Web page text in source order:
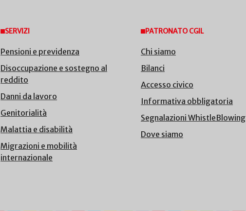
SERVIZI
Pensioni e previdenza
Disoccupazione e sostegno al
reddito
Danni da lavoro
Genitorialità
Malattia e disabilità
Migrazioni e mobilità
internazionale
PATRONATO CGIL
Chi siamo
Bilanci
Accesso civico
Informativa obbligatoria
Segnalazioni WhistleBlowing
Dove siamo